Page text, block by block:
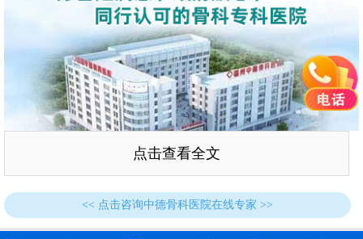
点击查看全文
<< 点击咨询中德骨科医院在线专家 >>